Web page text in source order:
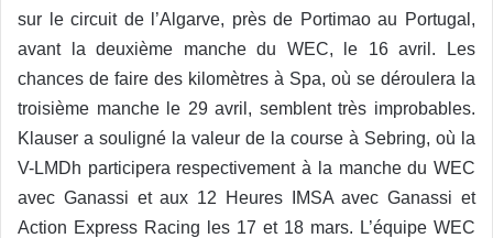
sur le circuit de l’Algarve, près de Portimao au Portugal,
avant la deuxième manche du WEC, le 16 avril. Les
chances de faire des kilomètres à Spa, où se déroulera la
troisième manche le 29 avril, semblent très improbables.
Klauser a souligné la valeur de la course à Sebring, où la
V-LMDh participera respectivement à la manche du WEC
avec Ganassi et aux 12 Heures IMSA avec Ganassi et
Action Express Racing les 17 et 18 mars. L’équipe WEC